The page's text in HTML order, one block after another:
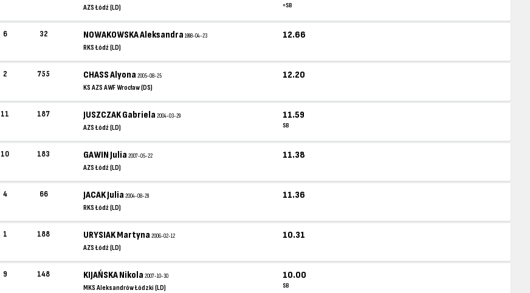
AZS Łódź (LD) =SB
6 32 NOWAKOWSKA Aleksandra1998-04-23
RKS Łódź (LD)
12.66
2 755 CHASS Alyona2005-08-25
KS AZS AWF Wrocław (DS)
12.20
11 187 JUSZCZAK Gabriela2004-03-29
AZS Łódź (LD)
11.59
SB
10 183 GAWIN Julia2007-05-22
AZS Łódź (LD)
11.38
4 66 JACAK Julia2004-08-29
RKS Łódź (LD)
11.36
1 188 URYSIAK Martyna2006-02-12
AZS Łódź (LD)
10.31
9 148 KIJAŃSKA Nikola2007-10-30
MKS Aleksandrów Łódzki (LD)
10.00
SB